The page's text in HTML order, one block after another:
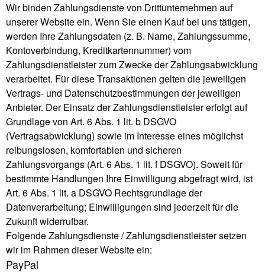
Wir binden Zahlungsdienste von Drittunternehmen auf
unserer Website ein. Wenn Sie einen Kauf bei uns tätigen,
werden Ihre Zahlungsdaten (z. B. Name, Zahlungssumme,
Kontoverbindung, Kreditkartennummer) vom
Zahlungsdienstleister zum Zwecke der Zahlungsabwicklung
verarbeitet. Für diese Transaktionen gelten die jeweiligen
Vertrags- und Datenschutzbestimmungen der jeweiligen
Anbieter. Der Einsatz der Zahlungsdienstleister erfolgt auf
Grundlage von Art. 6 Abs. 1 lit. b DSGVO
(Vertragsabwicklung) sowie im Interesse eines möglichst
reibungslosen, komfortablen und sicheren
Zahlungsvorgangs (Art. 6 Abs. 1 lit. f DSGVO). Soweit für
bestimmte Handlungen Ihre Einwilligung abgefragt wird, ist
Art. 6 Abs. 1 lit. a DSGVO Rechtsgrundlage der
Datenverarbeitung; Einwilligungen sind jederzeit für die
Zukunft widerrufbar.
Folgende Zahlungsdienste / Zahlungsdienstleister setzen
wir im Rahmen dieser Website ein:
PayPal